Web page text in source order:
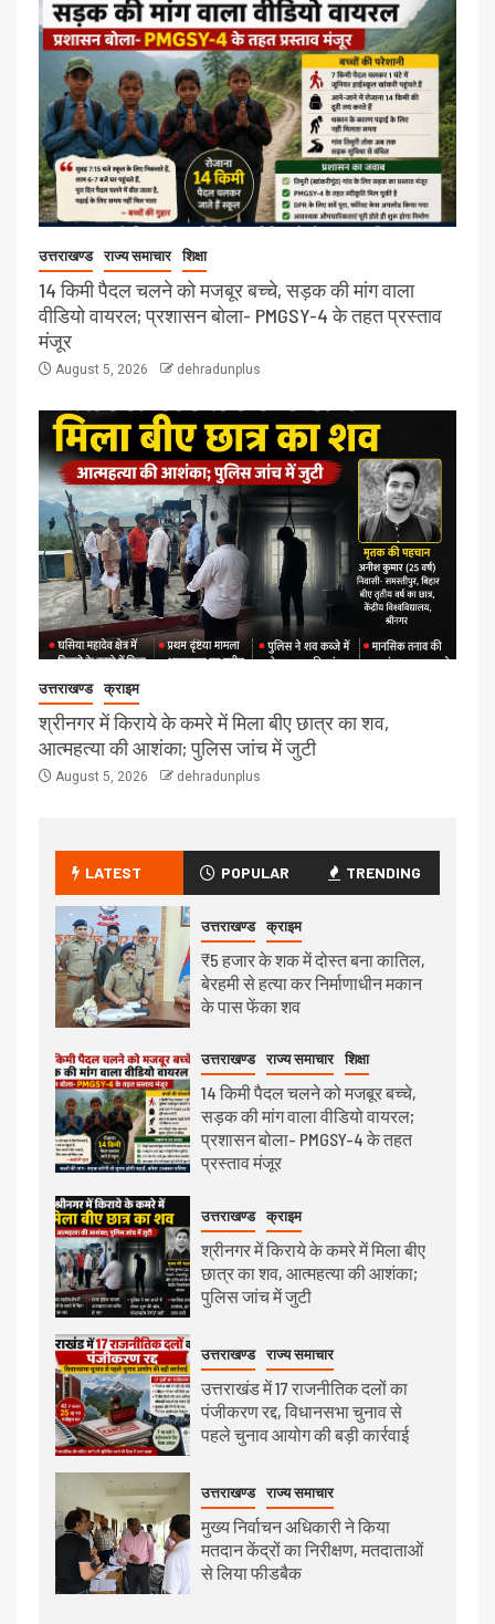
उत्तराखण्ड राज्य समाचार शिक्षा
14 किमी पैदल चलने को मजबूर बच्चे, सड़क की मांग वाला
वीडियो वायरल; प्रशासन बोला- PMGSY-4 के तहत प्रस्ताव
मंजूर
August 5, 2026 dehradunplus
उत्तराखण्ड क्राइम
श्रीनगर में किराये के कमरे में मिला बीए छात्र का शव,
आत्महत्या की आशंका; पुलिस जांच में जुटी
August 5, 2026 dehradunplus
LATEST POPULAR TRENDING
उत्तराखण्ड क्राइम
₹5 हजार के शक में दोस्त बना कातिल,
बेरहमी से हत्या कर निर्माणाधीन मकान
के पास फेंका शव
उत्तराखण्ड राज्य समाचार शिक्षा
14 किमी पैदल चलने को मजबूर बच्चे,
सड़क की मांग वाला वीडियो वायरल;
प्रशासन बोला- PMGSY-4 के तहत
प्रस्ताव मंजूर
उत्तराखण्ड क्राइम
श्रीनगर में किराये के कमरे में मिला बीए
छात्र का शव, आत्महत्या की आशंका;
पुलिस जांच में जुटी
उत्तराखण्ड राज्य समाचार
उत्तराखंड में 17 राजनीतिक दलों का
पंजीकरण रद्द, विधानसभा चुनाव से
पहले चुनाव आयोग की बड़ी कार्रवाई
उत्तराखण्ड राज्य समाचार
मुख्य निर्वाचन अधिकारी ने किया
मतदान केंद्रों का निरीक्षण, मतदाताओं
से लिया फीडबैक